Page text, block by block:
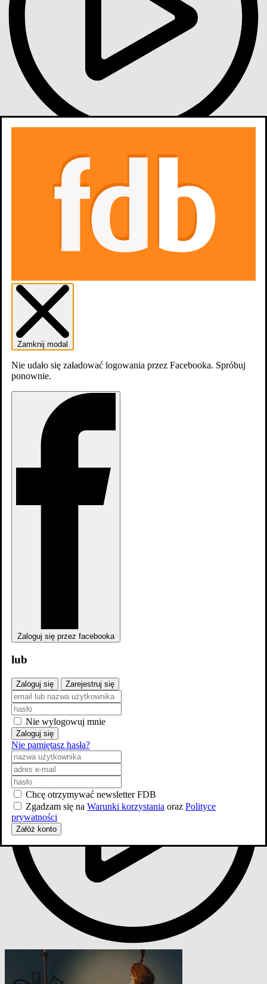
Gdzie obejrzeć
2 nominacje zobacz więcej
Zamknij modal
Nie udało się załadować logowania przez Facebooka. Spróbuj
ponownie.
Zaloguj się przez facebooka
lub
Zaloguj się Zarejestruj się
Nie wylogowuj mnie
Zaloguj się
Nie pamiętasz hasła?
Chcę otrzymywać newsletter FDB
Zgadzam się na Warunki korzystania oraz Polityce
prywatności
Załóż konto